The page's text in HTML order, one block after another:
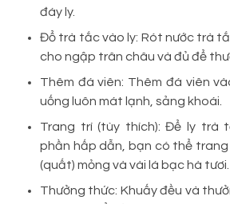
đáy ly.
Đổ trà tắc vào ly: Rót nước trà
cho ngập trân châu và đủ để
Thêm đá viên: Thêm đá viên
uống luôn mát lạnh, sảng khoái.
Trang trí (tùy thích): Để ly trà
phần hấp dẫn, bạn có thể
(quất) mỏng và vài lá bạc hà tươi.
Thưởng thức: Khuấy đều và